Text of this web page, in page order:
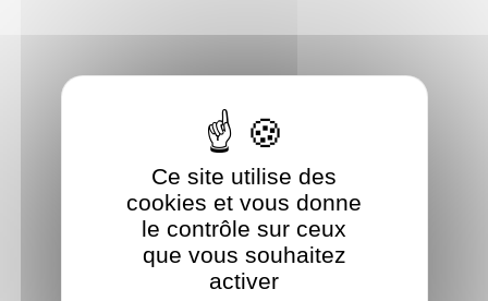
Ce site utilise des
cookies et vous donne
le contrôle sur ceux
que vous souhaitez
activer